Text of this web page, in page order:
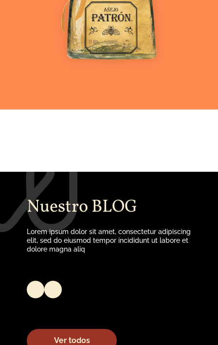
Nuestro BLOG
Lorem ipsum dolor sit amet, consectetur adipiscing
elit, sed do eiusmod tempor incididunt ut labore et
dolore magna aliq
Ver todos